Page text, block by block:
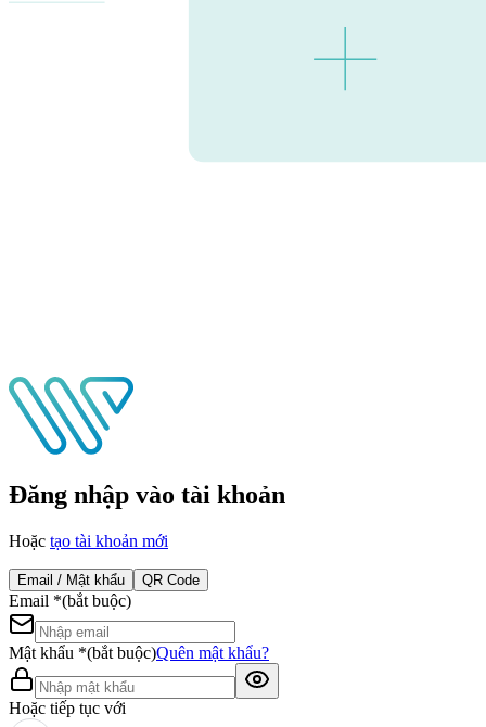
Đăng nhập vào tài khoản
Hoặc tạo tài khoản mới
Email / Mật khẩu QR Code
Email *(bắt buộc)
Mật khẩu *(bắt buộc)Quên mật khẩu?
Hoặc tiếp tục với